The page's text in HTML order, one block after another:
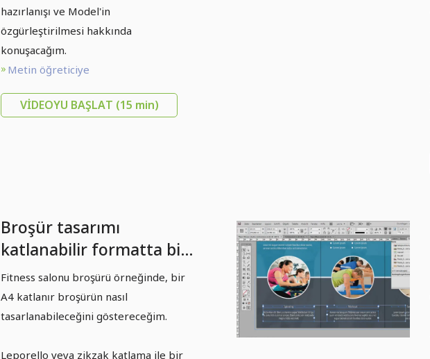
hazırlanışı ve Model'in
özgürleştirilmesi hakkında
konuşacağım.
Metin öğreticiye
VIDEOYU BAŞLAT (15 min)
Broşür tasarımı
katlanabilir formatta bir
spor salonu/fitness
merkezi örneğiyle -
Bölüm 3
Fitness salonu broşürü örneğinde, bir
A4 katlanır broşürün nasıl
tasarlanabileceğini göstereceğim.
Leporello veya zikzak katlama ile bir